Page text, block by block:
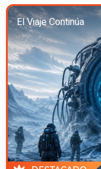
El Viaje Continúa